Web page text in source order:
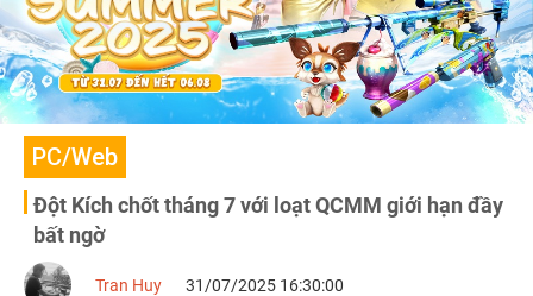
PC/Web
Đột Kích chốt tháng 7 với loạt QCMM giới hạn đầy
bất ngờ
Tran Huy 31/07/2025 16:30:00